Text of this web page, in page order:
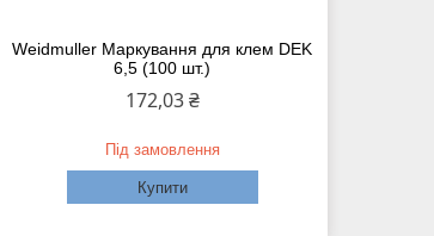
Weidmuller Маркування для клем DEK
6,5 (100 шт.)
172,03 ₴
Під замовлення
Купити